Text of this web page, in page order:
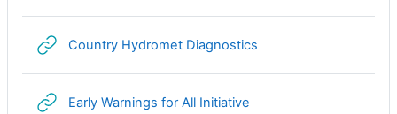
Country Hydromet Diagnostics
Early Warnings for All Initiative